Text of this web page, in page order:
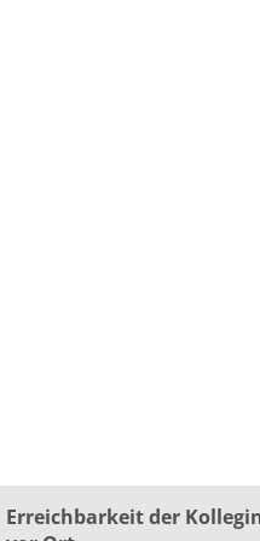
Erreichbarkeit der